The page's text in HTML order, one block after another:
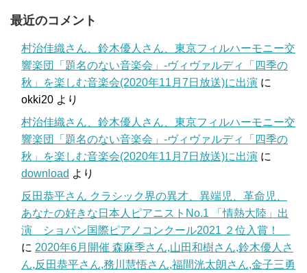
最近のコメント
村治佳織さん、鈴木優人さん、東京フィルハーモニー交
響楽団「題名のない音楽会」-ヴィヴァルディ「四季の
秋」を楽しむ音楽会(2020年11月7日放送)に出演 に
okki20 より
村治佳織さん、鈴木優人さん、東京フィルハーモニー交
響楽団「題名のない音楽会」-ヴィヴァルディ「四季の
秋」を楽しむ音楽会(2020年11月7日放送)に出演 に
download より
反田恭平さん クラシック界の異才、異端児、革命児、
あなたの好きな日本人ピアニストNo.1 「情熱大陸」出
演 ショパン国際ピアノコンクール2021 ２位入賞！
に 2020年6月開催 森麻季さん,山田和樹さん,鈴木優人さ
ん,反田恭平さん,務川慧悟さん,福間洸太朗さん,金子三勇